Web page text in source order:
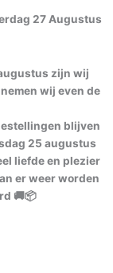
27 Augustus
zijn wij
wij even de
blijven
25 augustus
liefde en plezier
er weer worden
🚚📦